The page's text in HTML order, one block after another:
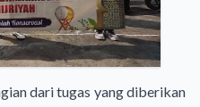
dari tugas yang diberikan